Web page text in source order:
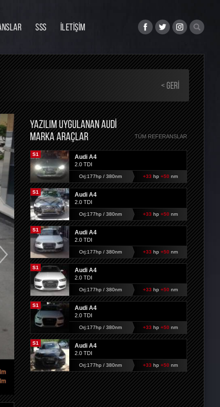
SSS İLETİŞİM
< GERI
YAZILIM UYGULANAN AUDI
MARKA ARAÇLAR
TÜM REFERANSLAR
S1 Audi A4
2.0 TDI
Orj:177hp / 380nm +33 hp +50 nm
S1 Audi A4
2.0 TDI
Orj:177hp / 380nm +33 hp +50 nm
S1 Audi A4
2.0 TDI
Orj:177hp / 380nm +33 hp +50 nm
S1 Audi A4
2.0 TDI
Orj:177hp / 380nm +33 hp +50 nm
S1 Audi A4
2.0 TDI
Orj:177hp / 380nm +33 hp +50 nm
S1 Audi A4
2.0 TDI
Orj:177hp / 380nm +33 hp +50 nm